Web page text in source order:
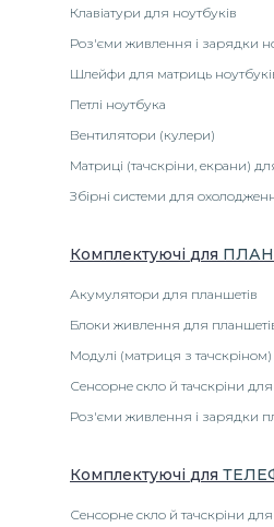
Клавіатури для ноутбуків
Роз'єми живлення і зарядки
Шлейфи для матриць ноутбуків
Петлі ноутбука
Вентилятори (кулери)
Матриці (тачскріни, екрани)
Збірні системи для
Комплектуючі для
Акумулятори для планшетів
Блоки живлення для
Модулі (матриця з
Сенсорне скло й тачскріни
Роз'єми живлення і зарядки
Комплектуючі для
Сенсорне скло й тачскріни